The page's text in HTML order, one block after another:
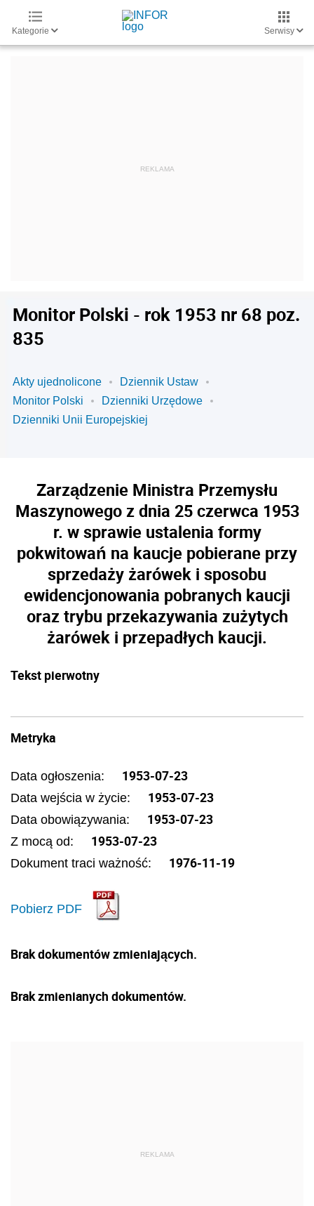
Kategorie Serwisy
Monitor Polski - rok 1953 nr 68 poz.
835
Akty ujednolicone
Dziennik Ustaw
Monitor Polski
Dzienniki Urzędowe
Dzienniki Unii Europejskiej
Zarządzenie Ministra Przemysłu
Maszynowego z dnia 25 czerwca 1953
r. w sprawie ustalenia formy
pokwitowań na kaucje pobierane przy
sprzedaży żarówek i sposobu
ewidencjonowania pobranych kaucji
oraz trybu przekazywania zużytych
żarówek i przepadłych kaucji.
Tekst pierwotny
Metryka
Data ogłoszenia: 1953-07-23
Data wejścia w życie: 1953-07-23
Data obowiązywania: 1953-07-23
Z mocą od: 1953-07-23
Dokument traci ważność: 1976-11-19
Pobierz PDF
Brak dokumentów zmieniających.
Brak zmienianych dokumentów.